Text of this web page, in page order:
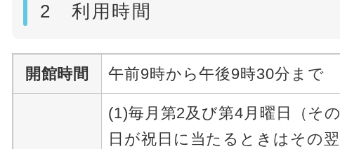
2 利用時間
開館時間 午前9時から午後9時30分まで
(1)毎月第2及び第4月曜日（その
日が祝日に当たるときはその翌